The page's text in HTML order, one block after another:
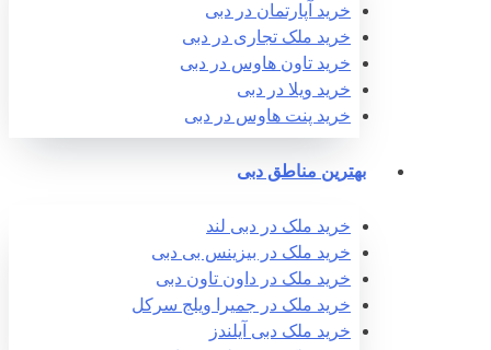
خرید آپارتمان در دبی
خرید ملک تجاری در دبی
خرید تاون هاوس در دبی
خرید ویلا در دبی
خرید پنت هاوس در دبی
بهترین مناطق دبی
خرید ملک در دبی لند
خرید ملک در بیزینس بی دبی
خرید ملک در داون تاون دبی
خرید ملک در جمیرا ویلج سرکل
خرید ملک دبی آیلندز